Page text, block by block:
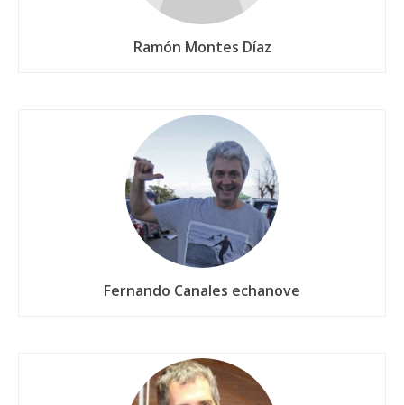
Ramón Montes Díaz
Fernando Canales echanove